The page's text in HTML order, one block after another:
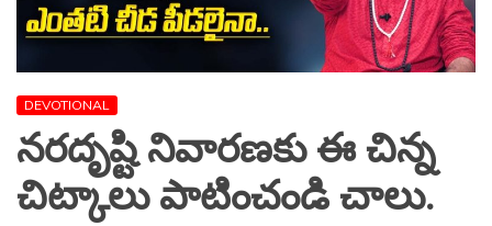
DEVOTIONAL
నరదృష్టి నివారణకు ఈ చిన్న
చిట్కాలు పాటించండి చాలు.